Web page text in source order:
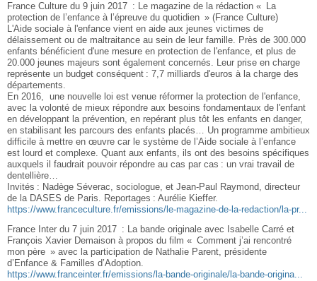
France Culture du 9 juin 2017 : Le magazine de la rédaction « La
protection de l’enfance à l’épreuve du quotidien » (France Culture)
L'Aide sociale à l'enfance vient en aide aux jeunes victimes de
délaissement ou de maltraitance au sein de leur famille. Près de 300.000
enfants bénéficient d'une mesure en protection de l'enfance, et plus de
20.000 jeunes majeurs sont également concernés. Leur prise en charge
représente un budget conséquent : 7,7 milliards d'euros à la charge des
départements.
En 2016, une nouvelle loi est venue réformer la protection de l'enfance,
avec la volonté de mieux répondre aux besoins fondamentaux de l'enfant
en développant la prévention, en repérant plus tôt les enfants en danger,
en stabilisant les parcours des enfants placés… Un programme ambitieux
difficile à mettre en œuvre car le système de l’Aide sociale à l’enfance
est lourd et complexe. Quant aux enfants, ils ont des besoins spécifiques
auxquels il faudrait pouvoir répondre au cas par cas : un vrai travail de
dentellière…
Invités : Nadège Séverac, sociologue, et Jean-Paul Raymond, directeur
de la DASES de Paris. Reportages : Aurélie Kieffer.
https://www.franceculture.fr/emissions/le-magazine-de-la-redaction/la-pr...
France Inter du 7 juin 2017 : La bande originale avec Isabelle Carré et
François Xavier Demaison à propos du film « Comment j’ai rencontré
mon père » avec la participation de Nathalie Parent, présidente
d’Enfance & Familles d’Adoption.
https://www.franceinter.fr/emissions/la-bande-originale/la-bande-origina...